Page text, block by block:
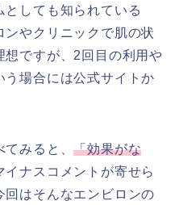
しても知られている
ンやクリニックで肌の状
ですが、2回目の利用や
場合には公式サイトか
てみると、「効果がな
イナスコメントが寄せら
回はそんなエンビロンの